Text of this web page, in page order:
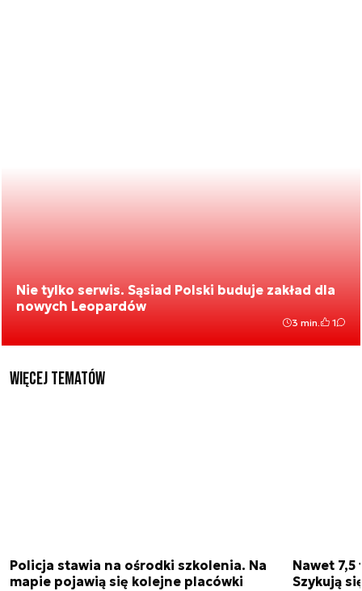
Nie tylko serwis. Sąsiad Polski buduje zakład dla
nowych Leopardów
3 min. 1
Więcej tematów
Policja stawia na ośrodki szkolenia. Na
mapie pojawią się kolejne placówki
Nawet
Szykują